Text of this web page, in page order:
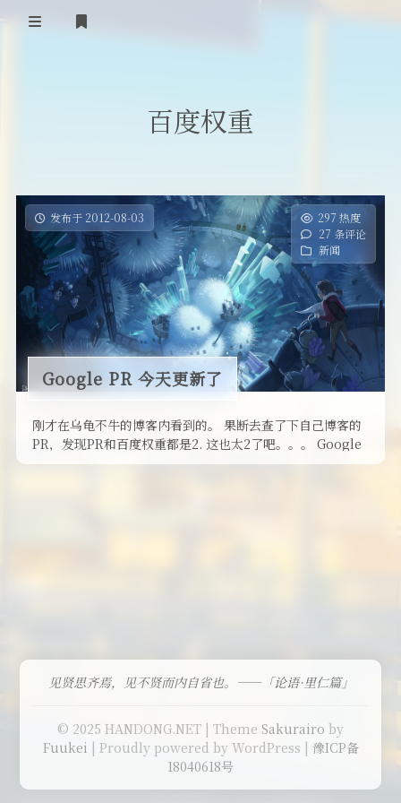
友情链接
留言板
关于
百度权重
发布于 2012-08-03
297 热度
27 条评论
新闻
Google PR 今天更新了
刚才在乌龟不牛的博客内看到的。 果断去查了下自己博客的
PR，发现PR和百度权重都是2. 这也太2了吧。。。 Google
PR： …
见贤思齐焉，见不贤而内自省也。——「论语·里仁篇」
© 2025 HANDONG.NET | Theme Sakurairo by
Fuukei | Proudly powered by WordPress | 豫ICP备
18040618号